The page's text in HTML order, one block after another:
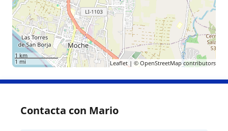
1 km
1 mi
Leaflet| ©OpenStreetMapcontributors
Contacta con Mario